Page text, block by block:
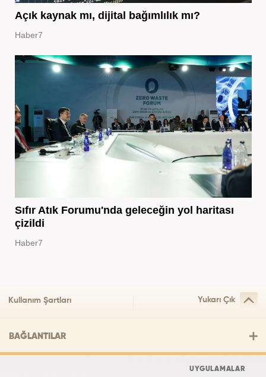
Açık kaynak mı, dijital bağımlılık mı?
Haber7
Sıfır Atık Forumu'nda geleceğin yol haritası
çizildi
Haber7
Kullanım Şartları Yukarı Çık
BAĞLANTILAR
UYGULAMALAR